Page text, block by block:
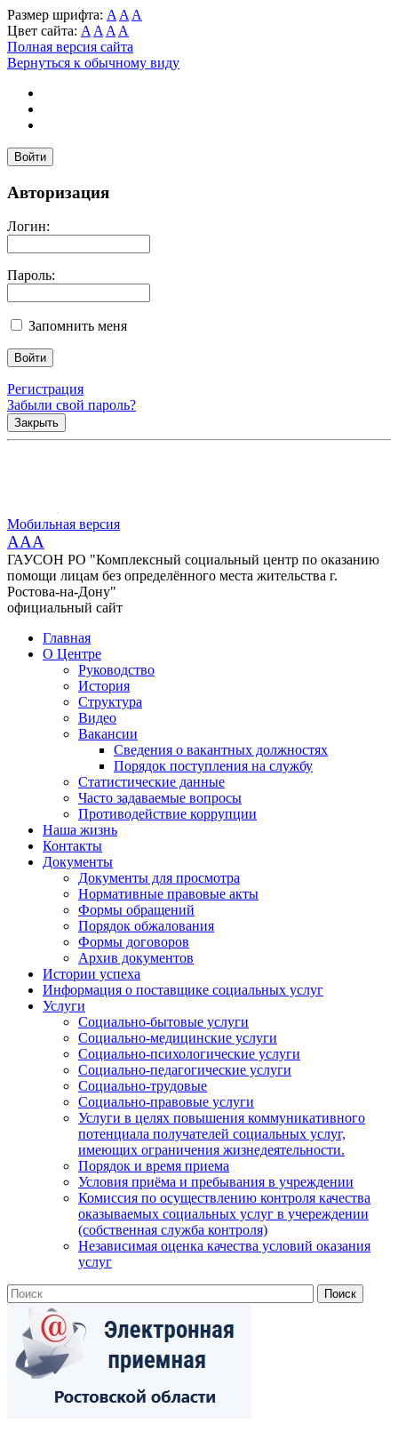
Размер шрифта: A A A
Цвет сайта: A A A A
Полная версия сайта
Вернуться к обычному виду
Войти
Авторизация
Логин:
Пароль:
Запомнить меня
Регистрация
Забыли свой пароль?
Закрыть
Мобильная версия
AAA
ГАУСОН РО "Комплексный социальный центр по оказанию
помощи лицам без определённого места жительства г.
Ростова-на-Дону"
официальный сайт
Главная
О Центре
Руководство
История
Структура
Видео
Вакансии
Сведения о вакантных должностях
Порядок поступления на службу
Статистические данные
Часто задаваемые вопросы
Противодействие коррупции
Наша жизнь
Контакты
Документы
Документы для просмотра
Нормативные правовые акты
Формы обращений
Порядок обжалования
Формы договоров
Архив документов
Истории успеха
Информация о поставщике социальных услуг
Услуги
Социально-бытовые услуги
Социально-медицинские услуги
Социально-психологические услуги
Социально-педагогические услуги
Социально-трудовые
Социально-правовые услуги
Услуги в целях повышения коммуникативного
потенциала получателей социальных услуг,
имеющих ограничения жизнедеятельности.
Порядок и время приема
Условия приёма и пребывания в учреждении
Комиссия по осуществлению контроля качества
оказываемых социальных услуг в учереждении
(собственная служба контроля)
Независимая оценка качества условий оказания
услуг